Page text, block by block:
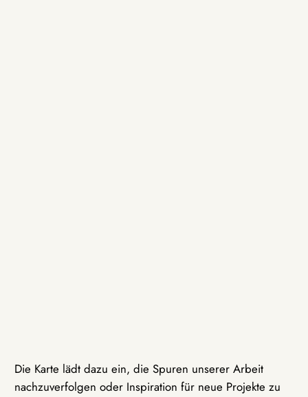
Die Karte lädt dazu ein, die Spuren unserer Arbeit
nachzuverfolgen oder Inspiration für neue Projekte zu